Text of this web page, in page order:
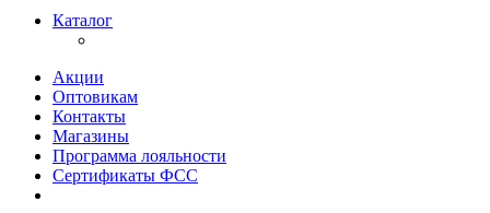
Каталог
Акции
Оптовикам
Контакты
Магазины
Программа лояльности
Сертификаты ФСС